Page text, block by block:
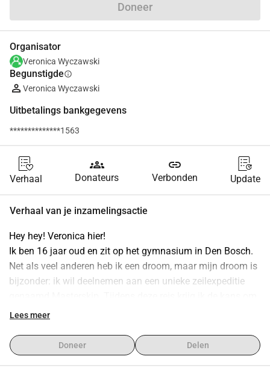
Doneer
Organisator
Veronica Wyczawski
Begunstigdeinfo
Veronica Wyczawski
Uitbetalings bankgegevens
**************1563
Verhaal
groups
Donateurs
link
Verbonden Update
Verhaal van je inzamelingsactie
Hey hey! Veronica hier!
Ik ben 16 jaar oud en zit op het gymnasium in Den Bosch.
Net als veel anderen heb ik een droom, maar mijn droom is
bijzonder: ik wil deelnemen aan een unieke zeilexpeditie
samen met andere jongeren uit heel Nederland op een
natuur, verschillende culturen, het weer, en natuurlijk over
zeilen zelf. Maar het gaat om veel meer dan dat. Deze
Lees meer
Doneer Delen